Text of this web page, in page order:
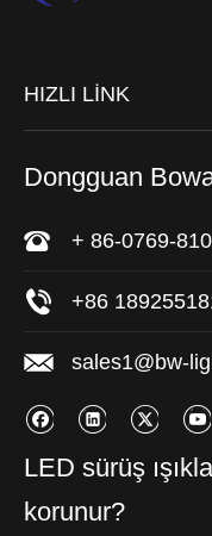
HIZLI LİNK
Dongguan
+ 86-0769-
+86
sales1@bw-
LED sürüş
korunur?